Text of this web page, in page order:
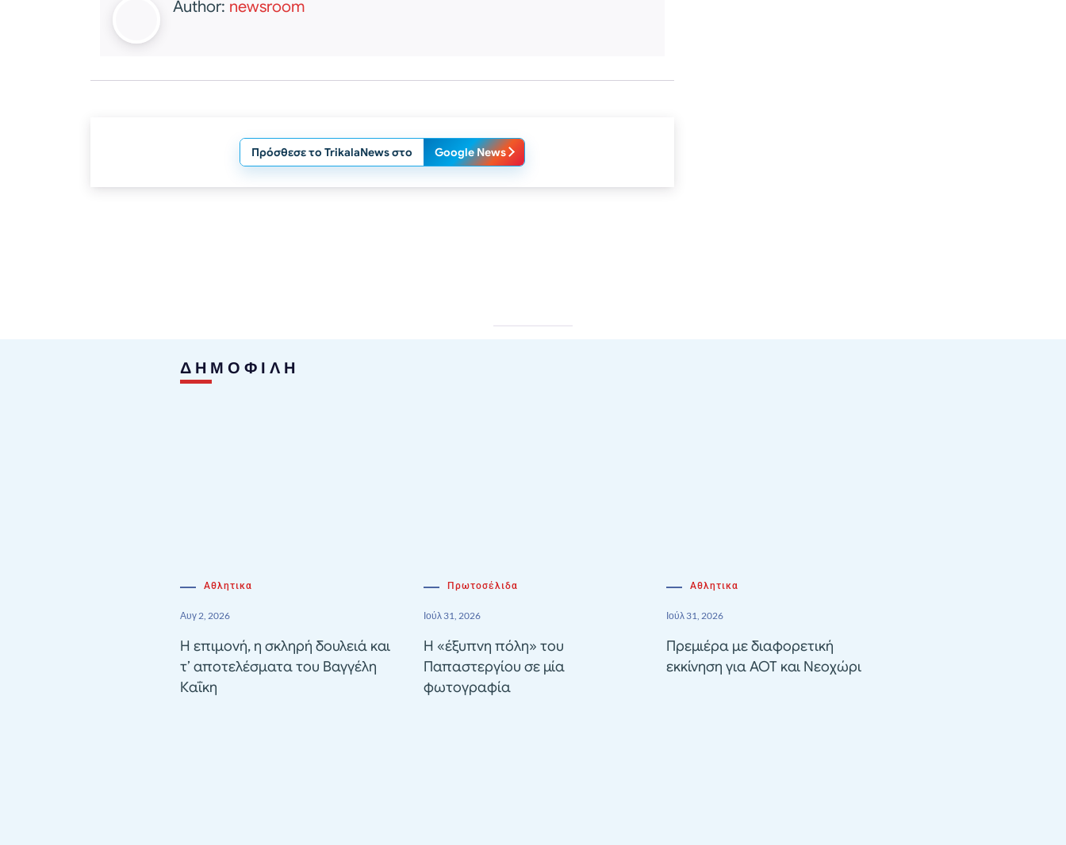
Author: newsroom
Πρόσθεσε το TrikalaNews στο Google News
ΔΗΜΟΦΙΛΗ
Αθλητικα
Αυγ 2, 2026
Η επιμονή, η σκληρή δουλειά και
τ’ αποτελέσματα του Βαγγέλη
Καΐκη
Πρωτοσέλιδα
Ιούλ 31, 2026
Η «έξυπνη πόλη» του
Παπαστεργίου σε μία
φωτογραφία
Αθλητικα
Ιούλ 31, 2026
Πρεμιέρα με διαφορετική
εκκίνηση για ΑΟΤ και Νεοχώρι